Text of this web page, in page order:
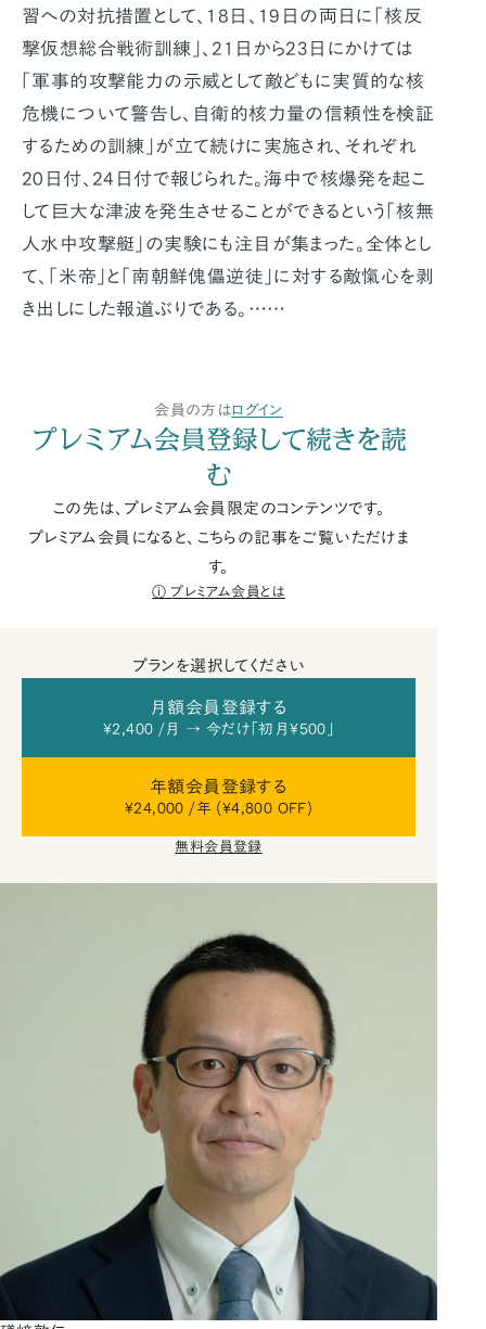
習への対抗措置として、18日、19日の両日に「核反
撃仮想総合戦術訓練」、21日から23日にかけては
「軍事的攻撃能力の示威として敵どもに実質的な核
危機について警告し、自衛的核力量の信頼性を検証
するための訓練」が立て続けに実施され、それぞれ
20日付、24日付で報じられた。海中で核爆発を起こ
して巨大な津波を発生させることができるという「核無
人水中攻撃艇」の実験にも注目が集まった。全体とし
て、「米帝」と「南朝鮮傀儡逆徒」に対する敵愾心を剥
き出しにした報道ぶりである。……
会員の方はログイン
プレミアム会員登録して続きを読
む
この先は、プレミアム会員限定のコンテンツです。
プレミアム会員になると、こちらの記事をご覧いただけま
す。
プレミアム会員とは
プランを選択してください
月額会員登録する
¥2,400 /月 → 今だけ「初月¥500」
年額会員登録する
¥24,000 /年 (¥4,800 OFF)
無料会員登録